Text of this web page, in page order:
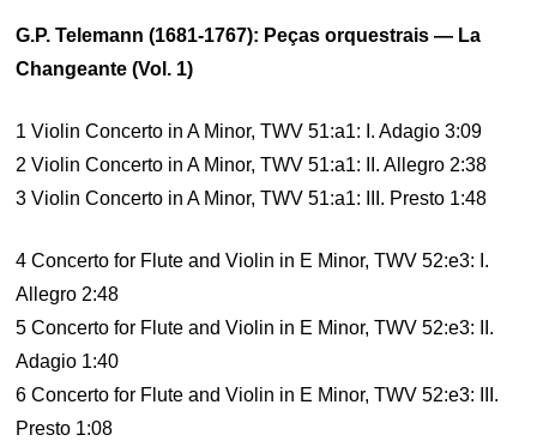
G.P. Telemann (1681-1767): Peças orquestrais — La
Changeante (Vol. 1)
1 Violin Concerto in A Minor, TWV 51:a1: I. Adagio 3:09
2 Violin Concerto in A Minor, TWV 51:a1: II. Allegro 2:38
3 Violin Concerto in A Minor, TWV 51:a1: III. Presto 1:48
4 Concerto for Flute and Violin in E Minor, TWV 52:e3: I.
Allegro 2:48
5 Concerto for Flute and Violin in E Minor, TWV 52:e3: II.
Adagio 1:40
6 Concerto for Flute and Violin in E Minor, TWV 52:e3: III.
Presto 1:08